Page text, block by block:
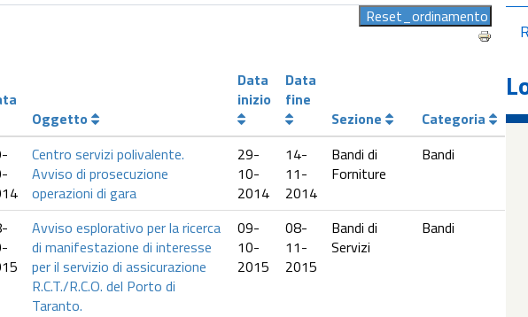
Oggetto
Data
inizio
Data
fine
Sezione
Categoria
Centro servizi polivalente.
Avviso di prosecuzione
operazioni di gara
29-
10-
2014
14-
11-
2014
Bandi di
Forniture
Bandi
Avviso esplorativo per la ricerca
di manifestazione di interesse
per il servizio di assicurazione
R.C.T./R.C.O. del Porto di
Taranto.
09-
10-
2015
08-
11-
2015
Bandi di
Servizi
Bandi